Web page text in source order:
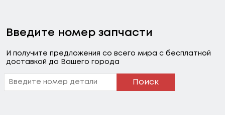
Введите номер запчасти
И получите предложения со всего мира с бесплатной
доставкой до Вашего города
Поиск